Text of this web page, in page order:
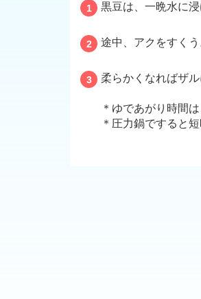
1 黒豆は、一晩水に
2 途中、アクをすく
3 柔らかくなればザ
＊ゆであがり時間
＊圧力鍋ですると